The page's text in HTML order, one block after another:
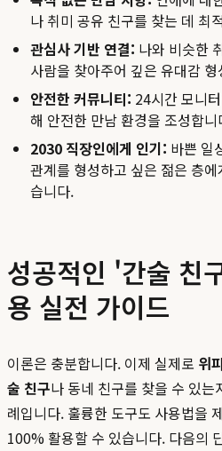
나 취미 공유 친구를 찾는 데 최
관심사 기반 연결: 나와 비슷한
사람을 찾아주어 깊은 유대감
안전한 커뮤니티: 24시간 모니
해 안전한 만남 환경을 조성합니
2030 직장인에게 인기: 바쁜 일
관계를 형성하고 싶은 젊은 층
습니다.
성공적인 '간술 친
용 실전 가이드
이론은 충분합니다. 이제 실제로 위피
술 친구나 동네 친구를 찾을 수 있
례입니다. 훌륭한 도구도 사용법을
100% 활용할 수 있습니다. 다음의